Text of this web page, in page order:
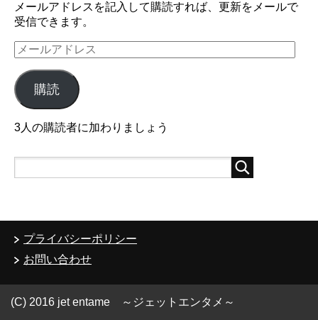
メールアドレスを記入して購読すれば、更新をメールで
受信できます。
メ
ー
ル
ア
ド
レ
ス
購読
3人の購読者に加わりましょう
プライバシーポリシー
お問い合わせ
(C) 2016 jet entame ～ジェットエンタメ～